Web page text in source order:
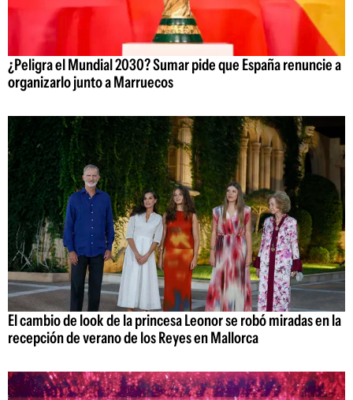
¿Peligra el Mundial 2030? Sumar pide que España renuncie a
organizarlo junto a Marruecos
El cambio de look de la princesa Leonor se robó miradas en la
recepción de verano de los Reyes en Mallorca